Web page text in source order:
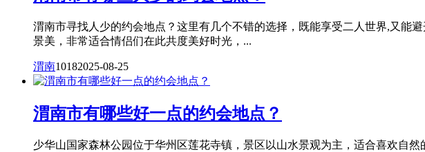
渭南市寻找人少的约会地点？这里有几个不错的选择，既能享受二人世界,又能
景美，非常适合情侣们在此共度美好时光，...
渭南10182025-08-25
渭南市有哪些好一点的约会地点？
少华山国家森林公园位于华州区莲花寺镇，景区以山水景观为主，适合喜欢自